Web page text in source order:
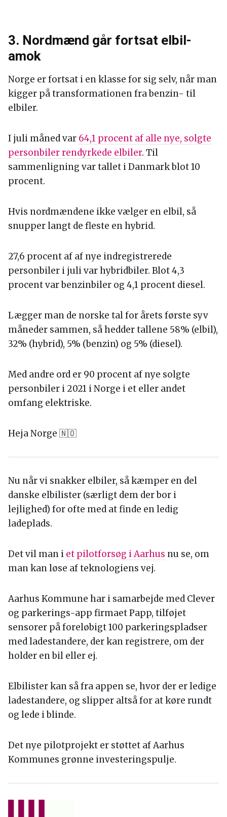
3. Nordmænd går fortsat elbil-
amok
Norge er fortsat i en klasse for sig selv, når man
kigger på transformationen fra benzin- til
elbiler.
I juli måned var 64,1 procent af alle nye, solgte
personbiler rendyrkede elbiler. Til
sammenligning var tallet i Danmark blot 10
procent.
Hvis nordmændene ikke vælger en elbil, så
snupper langt de fleste en hybrid.
27,6 procent af af nye indregistrerede
personbiler i juli var hybridbiler. Blot 4,3
procent var benzinbiler og 4,1 procent diesel.
Lægger man de norske tal for årets første syv
måneder sammen, så hedder tallene 58% (elbil),
32% (hybrid), 5% (benzin) og 5% (diesel).
Med andre ord er 90 procent af nye solgte
personbiler i 2021 i Norge i et eller andet
omfang elektriske.
Heja Norge 🇳🇴
Nu når vi snakker elbiler, så kæmper en del
danske elbilister (særligt dem der bor i
lejlighed) for ofte med at finde en ledig
ladeplads.
Det vil man i et pilotforsøg i Aarhus nu se, om
man kan løse af teknologiens vej.
Aarhus Kommune har i samarbejde med Clever
og parkerings-app firmaet Papp, tilføjet
sensorer på foreløbigt 100 parkeringspladser
med ladestandere, der kan registrere, om der
holder en bil eller ej.
Elbilister kan så fra appen se, hvor der er ledige
ladestandere, og slipper altså for at køre rundt
og lede i blinde.
Det nye pilotprojekt er støttet af Aarhus
Kommunes grønne investeringspulje.